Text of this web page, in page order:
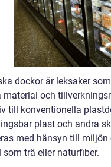
dockor är leksaker
material och
till konventionella
plast och andra
med hänsyn till
som trä eller naturfiber.